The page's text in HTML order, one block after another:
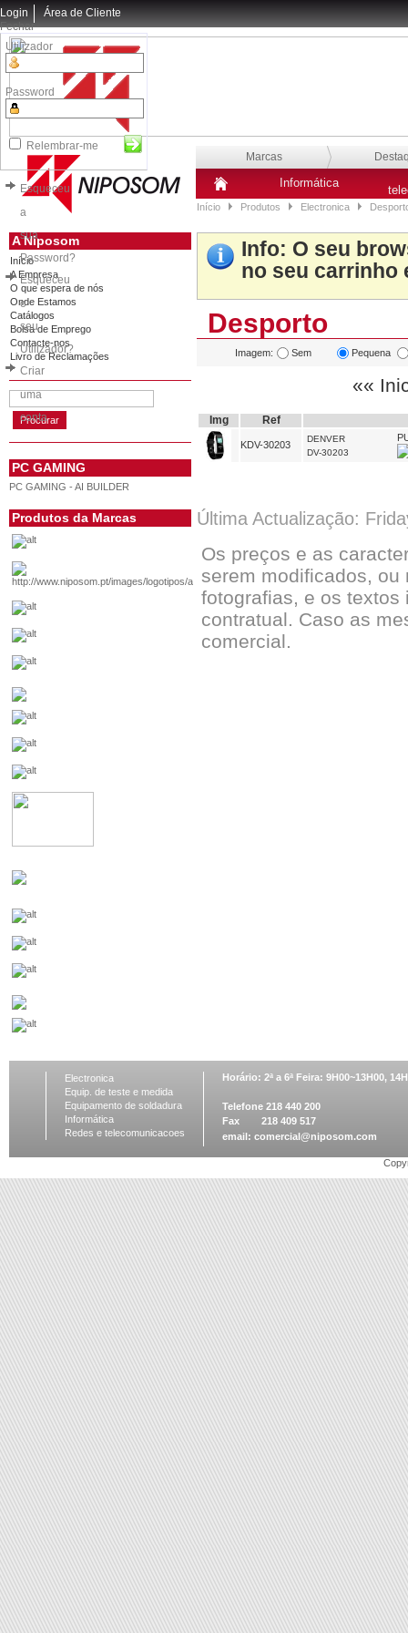
Login
Fechar
Utilizador
Password
Relembrar-me
Esqueceu
a
sua
Password?
Esqueceu
o
seu
Utilizador?
Criar
uma
conta
Área de Cliente
Marcas
Informática
Início Produtos Electronica
A Niposom
Início
A Empresa
O que espera de nós
Onde Estamos
Catálogos
Bolsa de Emprego
Contacte-nos
Livro de Reclamações
PC GAMING
PC GAMING - AI BUILDER
Produtos da Marcas
Info: O seu
no seu carrinho
Desporto
Imagem: Sem Pequena
««
Img Ref
KDV-30203
DENVER
DV-30203
Última Actualização:
Os preços e as
serem modificados, ou
fotografias, e os
contratual. Caso as
comercial.
Electronica
Equip. de teste e medida
Equipamento de soldadura
Informática
Redes e telecomunicacoes
Horário: 2ª a 6ª Feira: 9H00~13H00,
Telefone 218 440 200
Fax 218 409 517
email: comercial@niposom.com